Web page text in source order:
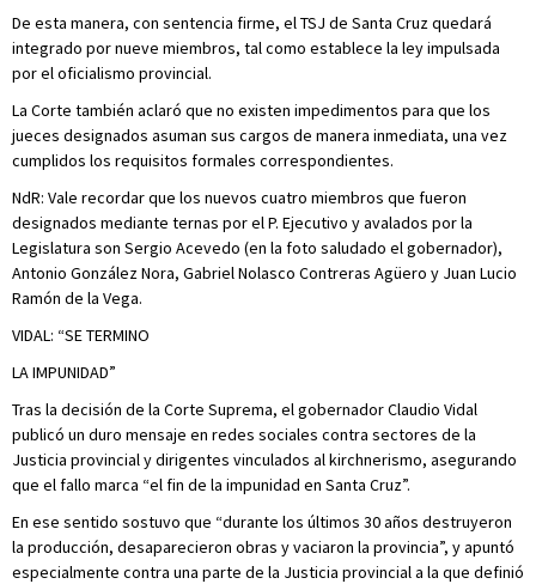
De esta manera, con sentencia firme, el TSJ de Santa Cruz quedará
integrado por nueve miembros, tal como establece la ley impulsada
por el oficialismo provincial.
La Corte también aclaró que no existen impedimentos para que los
jueces designados asuman sus cargos de manera inmediata, una vez
cumplidos los requisitos formales correspondientes.
NdR: Vale recordar que los nuevos cuatro miembros que fueron
designados mediante ternas por el P. Ejecutivo y avalados por la
Legislatura son Sergio Acevedo (en la foto saludado el gobernador),
Antonio González Nora, Gabriel Nolasco Contreras Agüero y Juan Lucio
Ramón de la Vega.
VIDAL: “SE TERMINO
LA IMPUNIDAD”
Tras la decisión de la Corte Suprema, el gobernador Claudio Vidal
publicó un duro mensaje en redes sociales contra sectores de la
Justicia provincial y dirigentes vinculados al kirchnerismo, asegurando
que el fallo marca “el fin de la impunidad en Santa Cruz”.
En ese sentido sostuvo que “durante los últimos 30 años destruyeron
la producción, desaparecieron obras y vaciaron la provincia”, y apuntó
especialmente contra una parte de la Justicia provincial a la que definió